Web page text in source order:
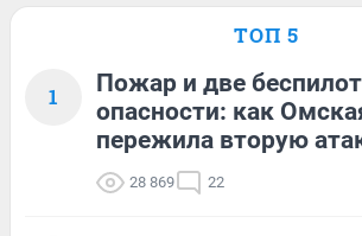
ТОП 5
1
Пожар и две
опасности: как
пережила вторую
28 869 22